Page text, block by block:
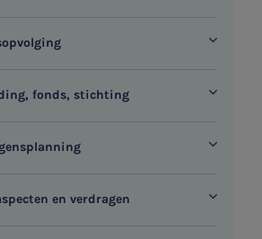
fonds, stichting
en verdragen